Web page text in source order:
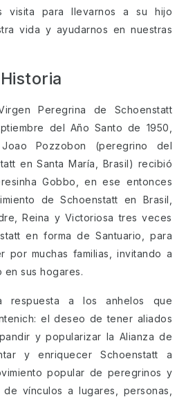
visita para llevarnos a su hijo
vida y ayudarnos en nuestras
Historia
Peregrina de Schoenstatt
del Año Santo de 1950,
Pozzobon (peregrino del
en Santa María, Brasil) recibió
Gobbo, en ese entonces
de Schoenstatt en Brasil,
Reina y Victoriosa tres veces
en forma de Santuario, para
por muchas familias, invitando a
en sus hogares.
respuesta a los anhelos que
el deseo de tener aliados
y popularizar la Alianza de
y enriquecer Schoenstatt a
popular de peregrinos y
vínculos a lugares, personas,